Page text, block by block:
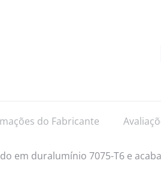
do Fabricante
em duralumínio 7075-T6 e